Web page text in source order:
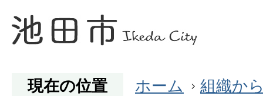
現在の位置 ホーム 組織か